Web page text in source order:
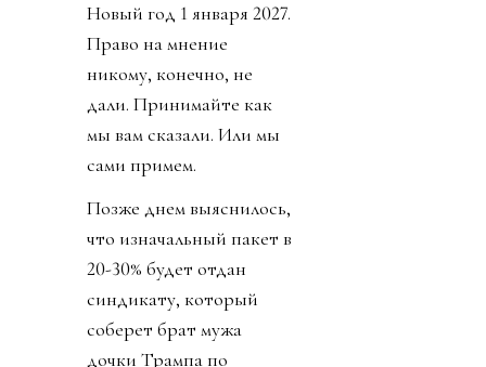
организации FIFA будет
создана коммерческая
«дочка» - частный
инвестиционный фонд
FFE, который будет
рулить, то есть
“развивать” футбол по
миру. 211 федерациям
дали 53 дня принять
этот план и получить 40
миллионов долларов или
отказаться и получить 10